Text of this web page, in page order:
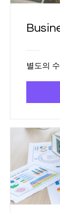
별도의